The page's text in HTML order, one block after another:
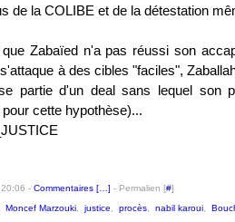
de la COLIBE et de la détestation
Zabaïed n'a pas réussi son
à des cibles "faciles",
partie d'un deal sans lequel son
cette hypothèse)...
- Commentaires [ ] - Permalien [#]
Moncef Marzouki justice procès nabil karoui